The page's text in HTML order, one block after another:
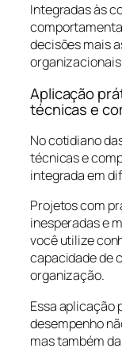
Integradas às
decisões mais
Aplicação
técnicas e
No cotidiano
técnicas e
integrada em
Projetos com
inesperadas e
você utilize
capacidade de
organização.
Essa aplicação
desempenho
mas também